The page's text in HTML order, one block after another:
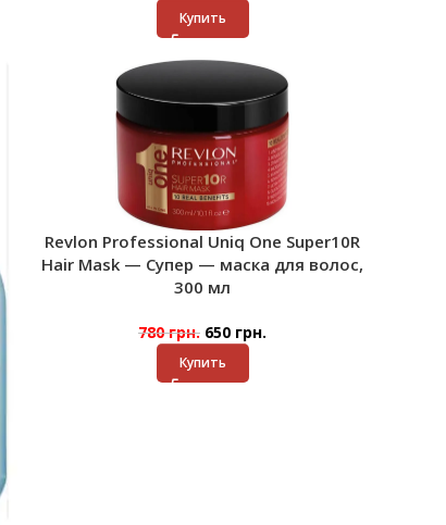
Купить
Revlon Professional Uniq One Super10R
Hair Mask — Супер — маска для волос,
300 мл
780грн. 650 грн.
Купить